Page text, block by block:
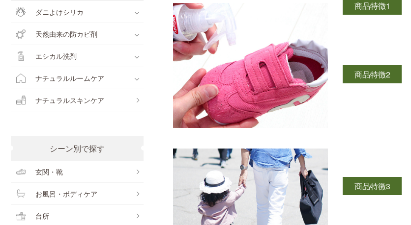
商品特徴1
商品特徴2
商品特徴3
ダニよけシリカ
天然由来の防カビ剤
エシカル洗剤
ナチュラルルームケア
ナチュラルスキンケア
シーン別で探す
玄関・靴
お風呂・ボディケア
台所